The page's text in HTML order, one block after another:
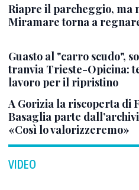
Riapre il parcheggio, ma
Miramare torna a
Guasto al "carro scudo",
tranvia Trieste-Opicina:
lavoro per il ripristino
A Gorizia la riscoperta di
Basaglia parte
«Così lo valorizzeremo»
VIDEO